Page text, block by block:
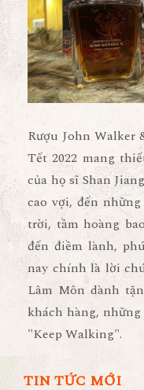
Rượu John Walker
Tết 2022 mang
của họ sĩ Shan
cao vợi, đến
trời, tầm hoàng
đến điềm lành,
nay chính là lời
Lâm Môn dành
khách hàng,
"Keep Walking".
TIN TỨC MỚI